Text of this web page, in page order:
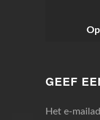
GEEF
Het e-